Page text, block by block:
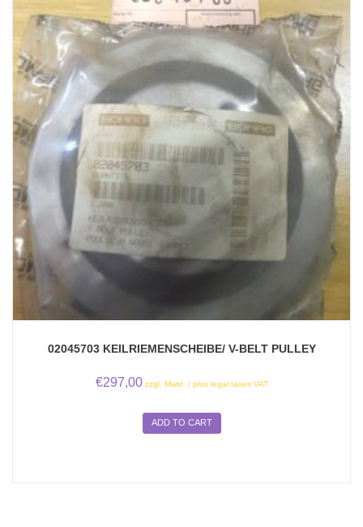
02045703 KEILRIEMENSCHEIBE/ V-BELT PULLEY
€297,00 zzgl. Mwst. / plus legal taxes VAT
ADD TO CART